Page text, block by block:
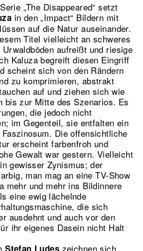
„The Disappeared“ setzt
in den „Impact“ Bildern mit
auf die Natur auseinander.
Titel vielleicht an schweres
aufreißt und riesige
Kaluza begreift diesen Eingriff
scheint sich von den Rändern
zu komprimieren, abstrakt
auf und ziehen sich wie
bis zur Mitte des Szenarios. Es
die jedoch nicht
im Gegenteil, sie entfalten ein
Die offensichtliche
erscheint farbenfroh und
Gewalt war gestern. Vielleicht
gewisser Zynismus; der
man mag an eine TV-Show
mehr und mehr ins Bildinnere
eine ewig lächelnde
die sich
ausdehnt und auch vor den
ihr eigenes Dasein nicht Halt
Stefan Ludes zeichnen sich